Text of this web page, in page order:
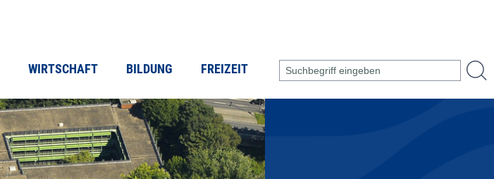
WIRTSCHAFT BILDUNG FREIZEIT